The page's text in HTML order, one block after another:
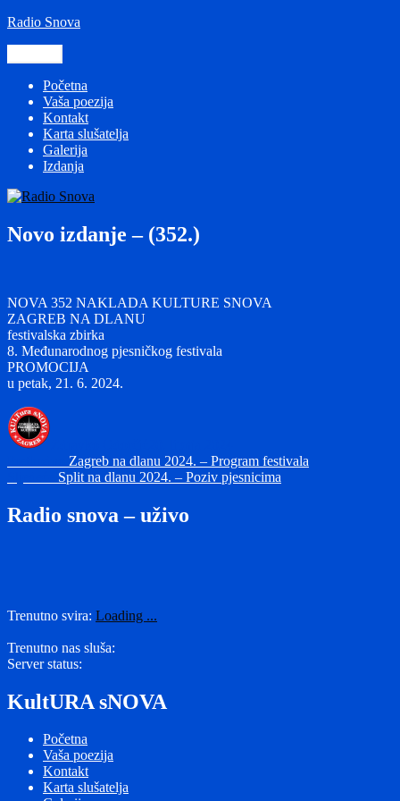
Preskoči
Radio Snova
Početna
Vaša poezija
Kontakt
Karta slušatelja
Galerija
Izdanja
Novo izdanje – (352.)
NOVA 352 NAKLADA KULTURE SNOVA
ZAGREB NA DLANU
festivalska zbirka
8. Međunarodnog pjesničkog festivala
PROMOCIJA
u petak, 21. 6. 2024.
Navigacija
objava
Prethodna
objava:
Zagreb na dlanu 2024. – Program festivala
Sljedeća
Split na dlanu 2024. – Poziv pjesnicima
Radio snova – uživo
Trenutno svira: Loading ...
Trenutno nas sluša:
Server status:
KultURA sNOVA
Početna
Vaša poezija
Kontakt
Karta slušatelja